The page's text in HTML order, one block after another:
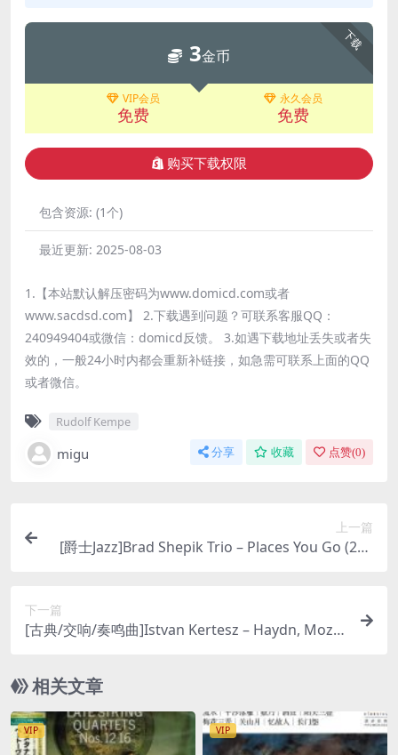
下载
3金币
VIP会员
免费
永久会员
免费
购买下载权限
包含资源: (1个)
最近更新: 2025-08-03
1.【本站默认解压密码为www.domicd.com或者
www.sacdsd.com】 2.下载遇到问题？可联系客服QQ：
240949404或微信：domicd反馈。 3.如遇下载地址丢失或者失
效的，一般24小时内都会重新补链接，如急需可联系上面的QQ
或者微信。
Rudolf Kempe
migu 分享 收藏 点赞(0)
上一篇
[爵士Jazz]Brad Shepik Trio – Places You Go (200
下一篇
[古典/交响/奏鸣曲]Istvan Kertesz – Haydn, Moza
相关文章
VIP VIP